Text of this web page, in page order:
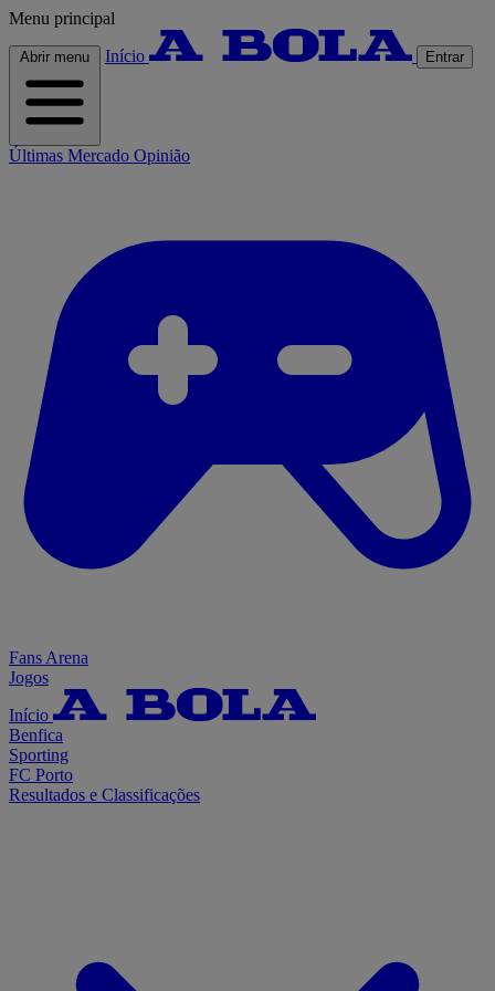
Menu principal
Abrir menu Início Entrar
Últimas Mercado Opinião
Fans Arena
Jogos
Início
Benfica
Sporting
FC Porto
Resultados e Classificações